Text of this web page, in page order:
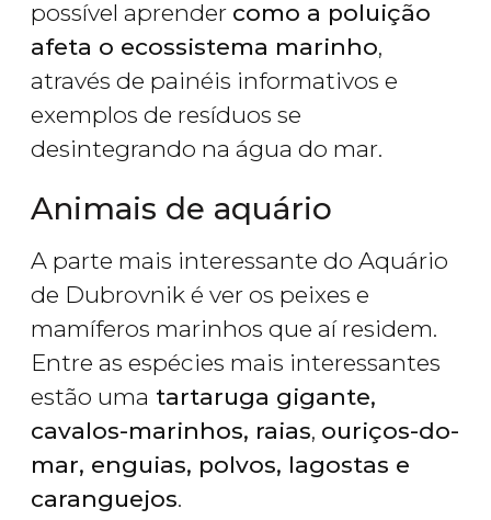
possível aprender como a poluição
afeta o ecossistema marinho,
através de painéis informativos e
exemplos de resíduos se
desintegrando na água do mar.
Animais de aquário
A parte mais interessante do Aquário
de Dubrovnik é ver os peixes e
mamíferos marinhos que aí residem.
Entre as espécies mais interessantes
estão uma tartaruga gigante,
cavalos-marinhos, raias, ouriços-do-
mar, enguias, polvos, lagostas e
caranguejos.